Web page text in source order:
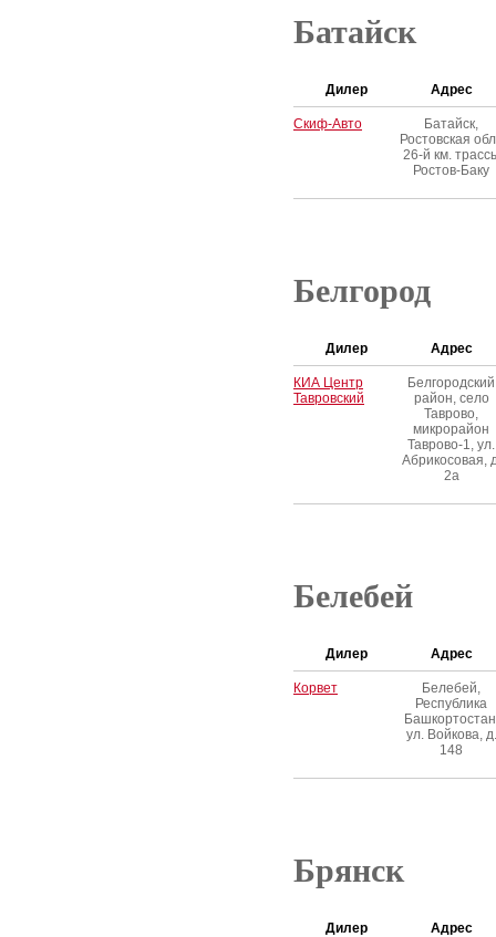
Батайск
Дилер Адрес
Скиф-Авто
Батайск,
Ростовская
26-й км.
Ростов-Баку
Белгород
Дилер Адрес
КИА Центр
Тавровский
Белгородский
район, село
Таврово,
микрорайон
Таврово-1, ул.
Абрикосовая,
2а
Белебей
Дилер Адрес
Корвет
Белебей,
Республика
ул. Войкова, д.
148
Брянск
Дилер Адрес